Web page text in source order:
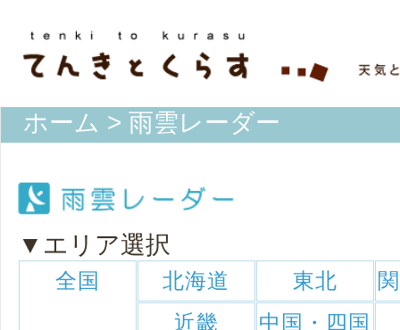
ホーム > 雨雲レーダー
▼エリア選択
全国 北海道 東北
近畿
中国・四国